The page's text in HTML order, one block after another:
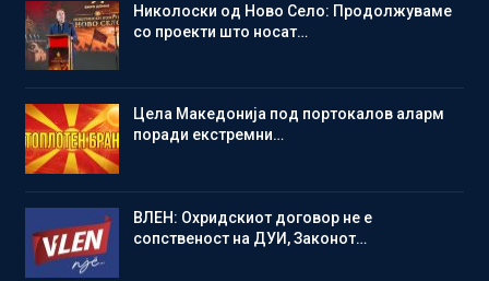
Николоски од Ново Село: Продолжуваме
со проекти што носат…
Цела Македонија под портокалов аларм
поради екстремни…
ВЛЕН: Охридскиот договор не е
сопственост на ДУИ, Законот…